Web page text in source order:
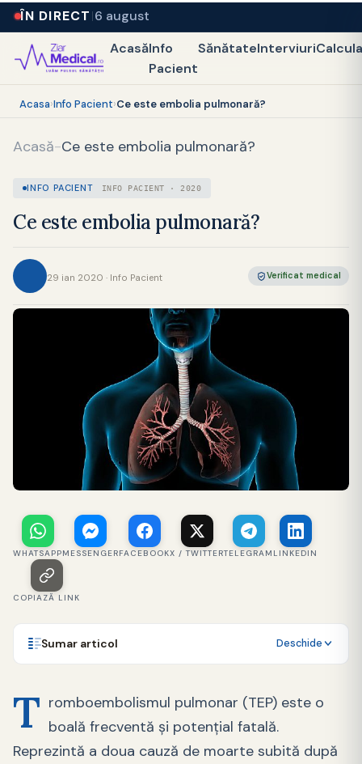
ÎN DIRECT 6 august
AcasăInfo
Pacient
SănătateInterviuri
Acasa›Info Pacient›Ce este embolia pulmonară?
Acasă-Ce este embolia pulmonară?
INFO PACIENT INFO PACIENT · 2020
Ce este embolia pulmonară?
29 ian 2020 · Info Pacient Verificat medical
WHATSAPPMESSENGERFACEBOOKX / TWITTERTELEGRAM LINKEDIN
COPIAZĂ LINK
Sumar articol Deschide
T romboembolismul pulmonar (TEP) este o
boală frecventă şi potenţial fatală.
Reprezintă a doua cauză de moarte subită după